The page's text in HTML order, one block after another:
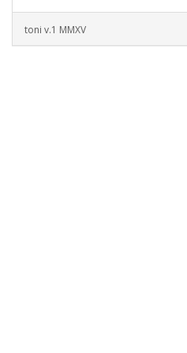
toni v.1 MMXV